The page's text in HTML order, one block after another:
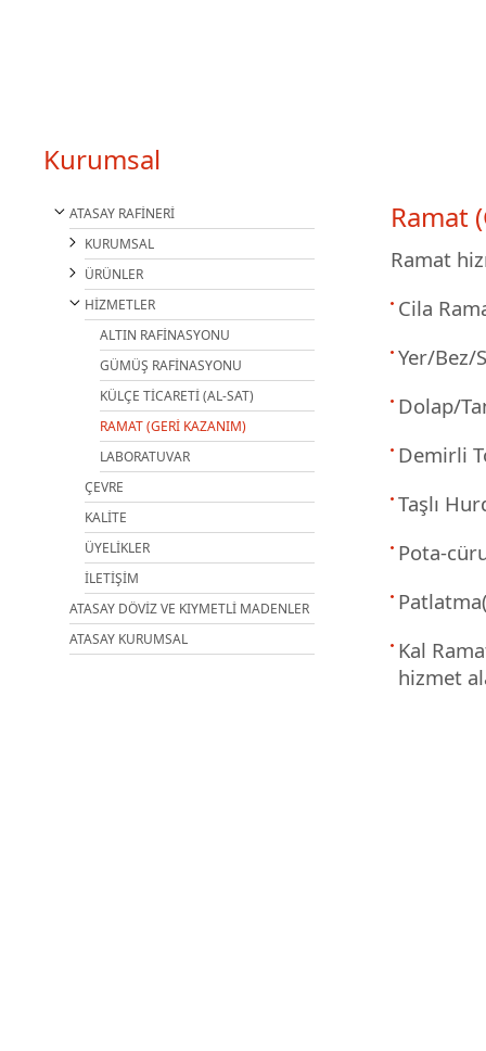
Kurumsal
ATASAY RAFİNERİ
KURUMSAL
ÜRÜNLER
HİZMETLER
ALTIN RAFİNASYONU
GÜMÜŞ RAFİNASYONU
KÜLÇE TİCARETİ (AL-SAT)
RAMAT (GERİ KAZANIM)
LABORATUVAR
ÇEVRE
KALİTE
ÜYELİKLER
İLETİŞİM
ATASAY DÖVİZ VE KIYMETLİ MADENLER
ATASAY KURUMSAL
Ramat
Ramat
Cila
Yer/Bez/
Dolap/
Demirli
Taşlı
Pota-
Kal
hizmet